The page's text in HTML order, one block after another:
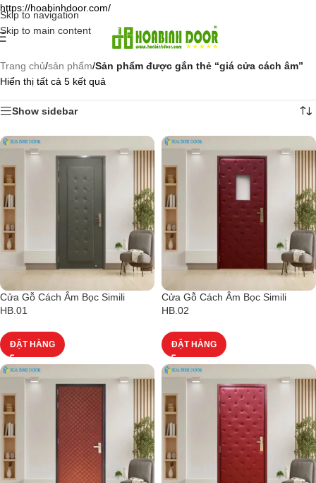
https://hoabinhdoor.com/
Skip to navigation
Skip to main content
Trang chủ/sản phẩm/Sản phẩm được gắn thẻ “giá cửa cách âm”
Hiển thị tất cả 5 kết quả
Show sidebar
Cửa Gỗ Cách Âm Bọc Simili
HB.01
ĐẶT HÀNG
Cửa Gỗ Cách Âm Bọc Simili
HB.02
ĐẶT HÀNG